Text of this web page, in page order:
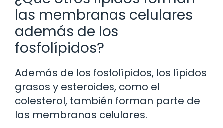
las membranas celulares
además de los
fosfolípidos?
Además de los fosfolípidos, los lípidos
grasos y esteroides, como el
colesterol, también forman parte de
las membranas celulares.